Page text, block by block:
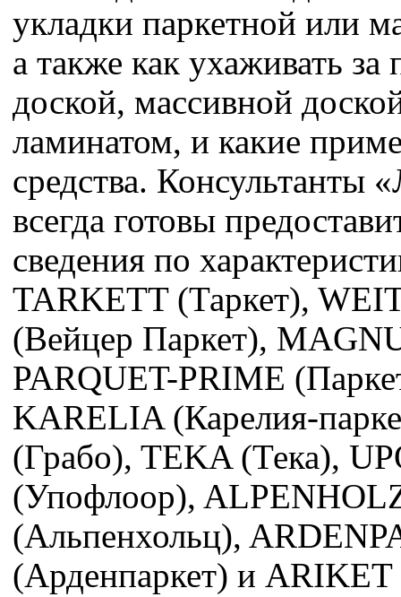
укладки паркетной или
а также как ухаживать за
доской, массивной
ламинатом, и какие
средства. Консультанты
всегда готовы
сведения по
TARKETT (Таркет),
(Вейцер Паркет),
PARQUET-PRIME
KARELIA (Карелия-
(Грабо), TEKA (Тека),
(Упофлоор),
(Альпенхольц),
(Арденпаркет) и